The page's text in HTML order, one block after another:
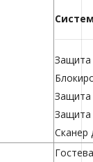
Защита
Защита
Защита
Сканер